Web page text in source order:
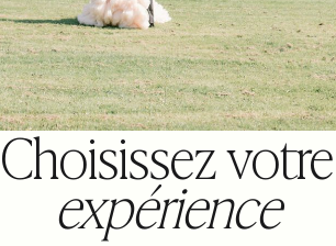
Choisissez votre
expérience